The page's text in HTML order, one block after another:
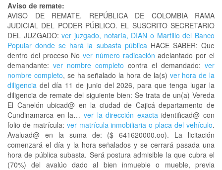
Aviso de remate:
AVISO DE REMATE. REPÚBLICA DE COLOMBIA RAMA
JUDICIAL DEL PODER PÚBLICO. EL SUSCRITO SECRETARIO
DEL JUZGADO: ver juzgado, notaría, DIAN o Martillo del Banco
Popular donde se hará la subasta públicaHACE SABER: Que
dentro del proceso Nover número radicación adelantado por el
demandante: ver nombre completo contra el demandado: ver
nombre completo, se ha señalado la hora de la(s) ver hora de la
diligencia del día 11 de junio del 2026, para que tenga lugar la
diligencia de remate del siguiente bien: Se trata de un(a) Vereda
El Canelón ubicad@ en la ciudad de Cajicá departamento de
Cundinamarca en la… ver la dirección exactaidentificad@ con
folio de matrícula: ver matrícula inmobiliaria o placa del vehículo.
Avaluad@ en la suma de: ($ 641620000.oo). La licitación
comenzará el día y la hora señalados y se cerrará pasada una
hora de pública subasta. Será postura admisible la que cubra el
(70%) del avalúo dado al bien inmueble o mueble, previa